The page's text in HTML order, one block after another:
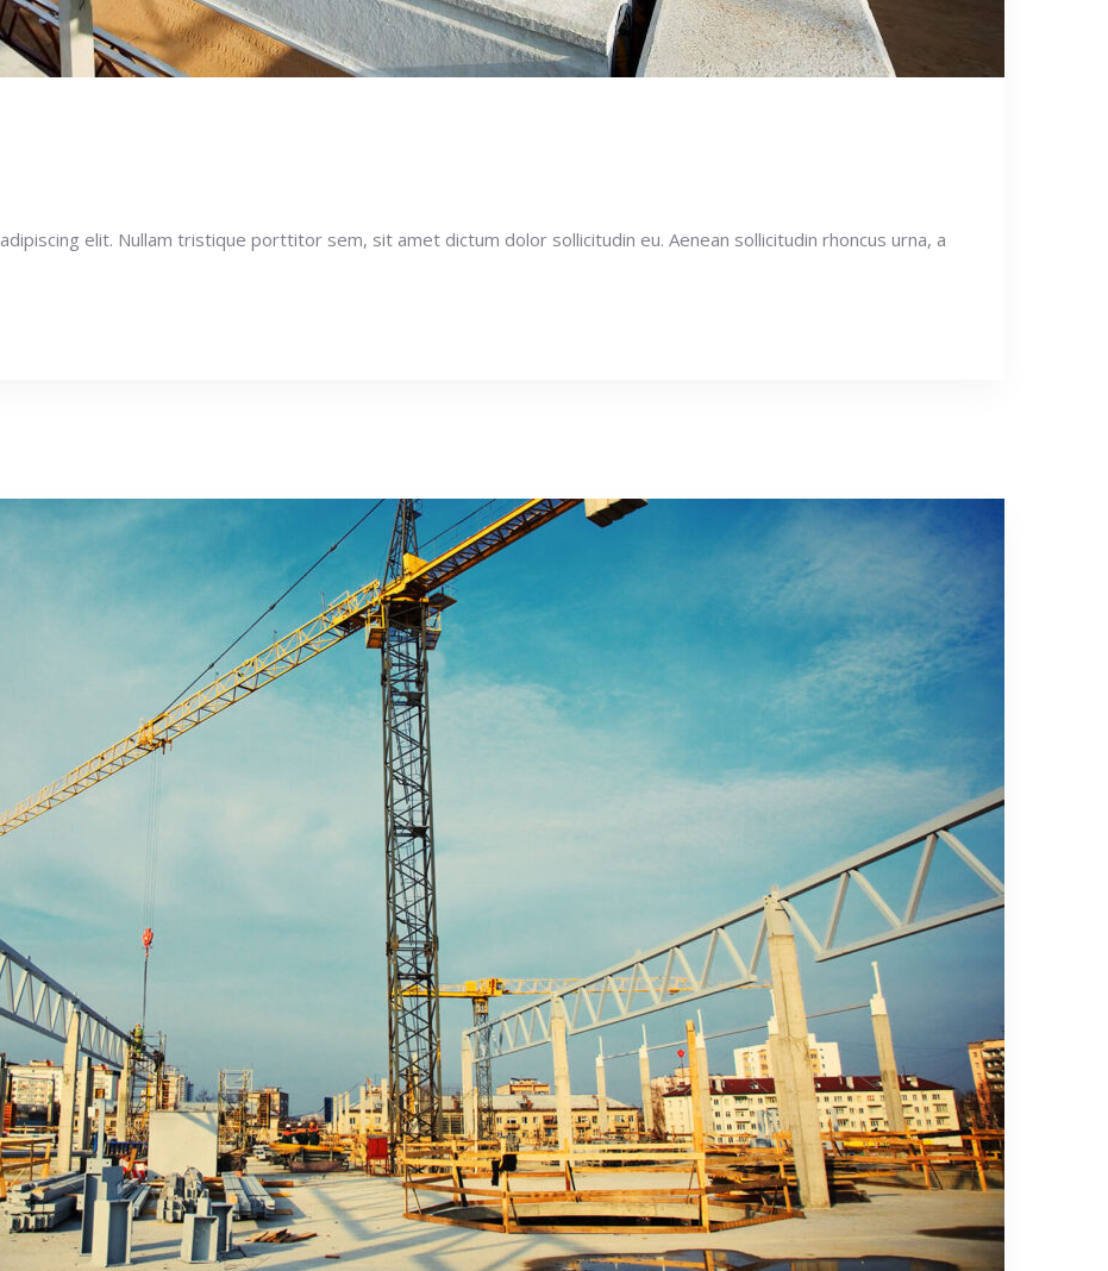
elit. Nullam tristique porttitor sem, sit amet dictum dolor sollicitudin eu. Aenean sollicitudin rhoncus urna, a